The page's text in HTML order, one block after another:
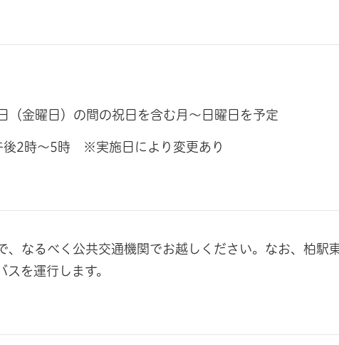
金曜日）の間の祝日を含む月～日曜日を予定
後2時～5時 ※実施日により変更あり
、なるべく公共交通機関でお越しください。なお、柏駅
を運行します。